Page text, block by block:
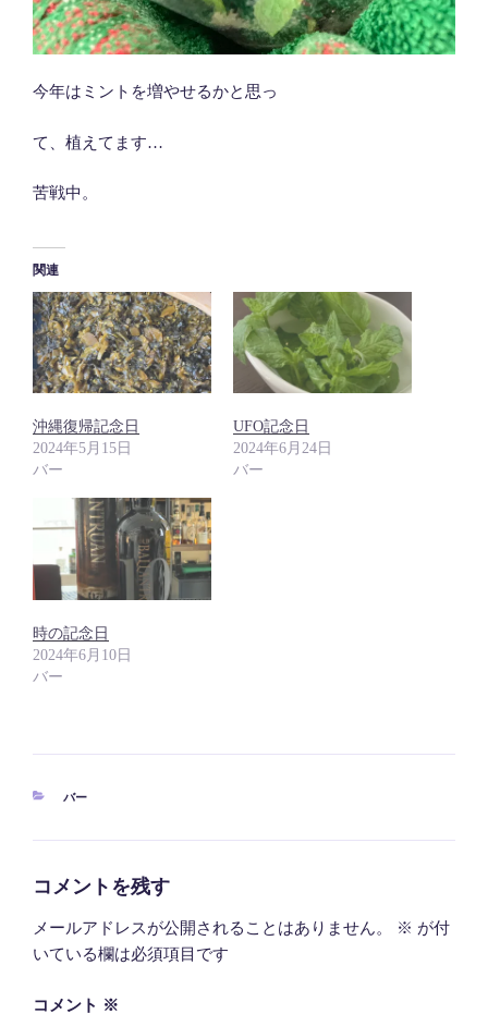
今年はミントを増やせるかと思っ
て、植えてます…
苦戦中。
関連
沖縄復帰記念日
2024年5月15日
バー
UFO記念日
2024年6月24日
バー
時の記念日
2024年6月10日
バー
カ
バー
コメントを残す
メールアドレスが公開されることはありません。 ※ が付
いている欄は必須項目です
コメント ※